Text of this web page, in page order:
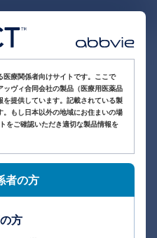
療関係者向けサイトです。ここで
ヴィ合同会社の製品（医療用医薬品
提供しています。記載されている製
もし日本以外の地域にお住まいの場
をご確認いただき適切な製品情報を
者の方
方